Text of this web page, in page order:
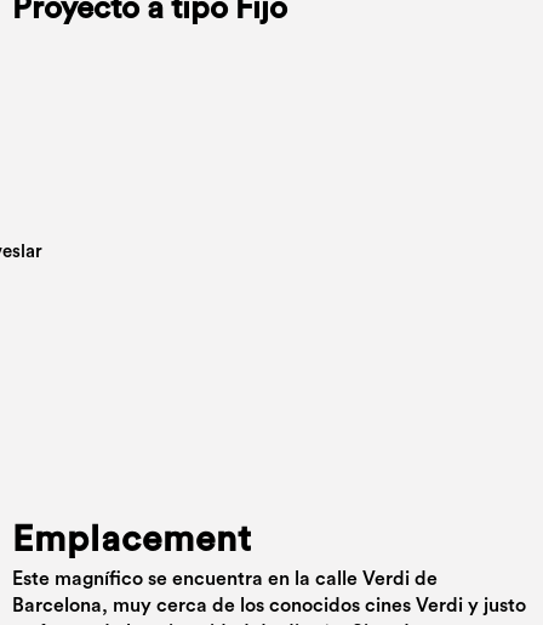
Proyecto a tipo Fijo
Emplacement
Este magnífico se encuentra en la calle Verdi de
Barcelona, muy cerca de los conocidos cines Verdi y justo